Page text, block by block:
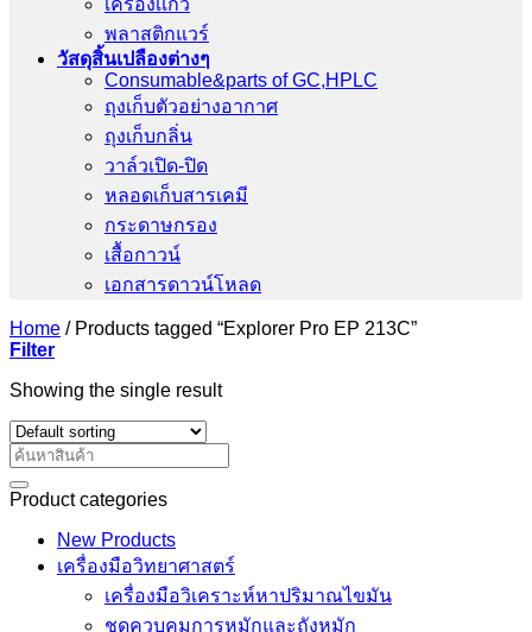
เครื่องเเก้ว
พลาสติกแวร์
วัสดุสิ้นเปลืองต่างๆ
Consumable&parts of GC,HPLC
ถุงเก็บตัวอย่างอากาศ
ถุงเก็บกลิ่น
วาล์วเปิด-ปิด
หลอดเก็บสารเคมี
กระดาษกรอง
เสื้อกาวน์
เอกสารดาวน์โหลด
Home /Products tagged “Explorer Pro EP 213C”
Filter
Showing the single result
Search
for:
Product categories
New Products
เครื่องมือวิทยาศาสตร์
เครื่องมือวิเคราะห์หาปริมาณไขมัน
ชุดควบคุมการหมักและถังหมัก